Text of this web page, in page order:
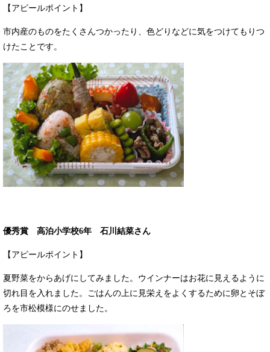
【アピールポイント】
市内産のものをたくさんつかったり、色どりなどに気をつけてもりつ
けたことです。
優秀賞 高泊小学校6年 石川結菜さん
【アピールポイント】
夏野菜をからあげにしてみました。ウインナーはお花に見えるように
切れ目を入れました。ごはんの上に見栄えをよくするために卵とそぼ
ろを市松模様にのせました。